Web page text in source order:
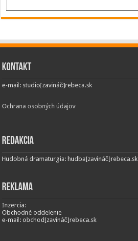
Kontakt
e-mail: studio[zavináč]rebeca.sk
Ochrana osobných údajov
Redakcia
Hudobná dramaturgia: hudba[zavináč]rebeca.sk
Reklama
Inzercia:
Obchodné oddelenie
e-mail: obchod[zavináč]rebeca.sk